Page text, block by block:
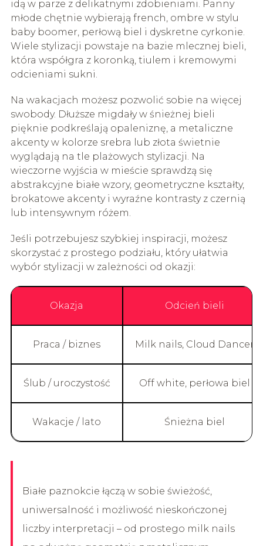
idą w parze z delikatnymi zdobieniami. Panny
młode chętnie wybierają french, ombre w stylu
baby boomer, perłową biel i dyskretne cyrkonie.
Wiele stylizacji powstaje na bazie mlecznej bieli,
która współgra z koronką, tiulem i kremowymi
odcieniami sukni.
Na wakacjach możesz pozwolić sobie na więcej
swobody. Dłuższe migdały w śnieżnej bieli
pięknie podkreślają opaleniznę, a metaliczne
akcenty w kolorze srebra lub złota świetnie
wyglądają na tle plażowych stylizacji. Na
wieczorne wyjścia w mieście sprawdzą się
abstrakcyjne białe wzory, geometryczne kształty,
brokatowe akcenty i wyraźne kontrasty z czernią
lub intensywnym różem.
Jeśli potrzebujesz szybkiej inspiracji, możesz
skorzystać z prostego podziału, który ułatwia
wybór stylizacji w zależności od okazji:
Okazja Odcień bieli
Praca / biznes Milk nails, Cloud Dancer
Ślub / uroczystość Off white, perłowa biel
Wakacje / lato Śnieżna biel
Białe paznokcie łączą w sobie świeżość,
uniwersalność i możliwość nieskończonej
liczby interpretacji – od prostego milk nails